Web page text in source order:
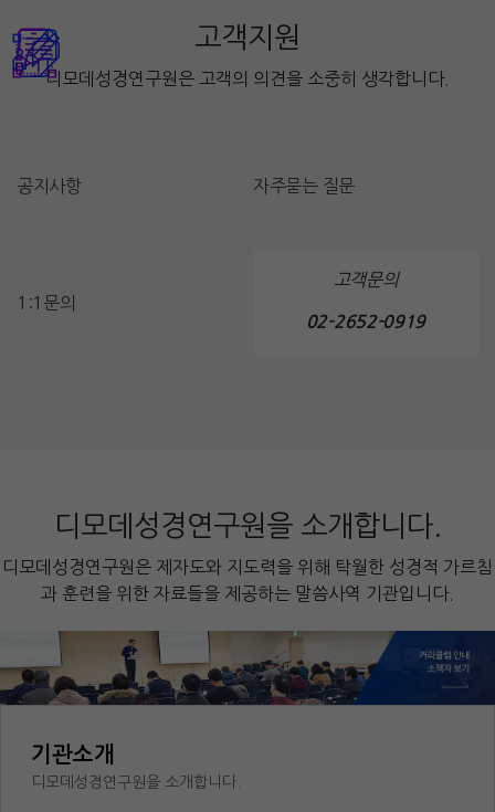
고객지원
디모데성경연구원은 고객의 의견을 소중히 생각합니다.
공지사항 자주묻는 질문
1:1문의
고객문의
02-2652-0919
디모데성경연구원을 소개합니다.
디모데성경연구원은 제자도와 지도력을 위해 탁월한 성경적 가르침
과 훈련을 위한 자료들을 제공하는 말씀사역 기관입니다.
기관소개
디모데성경연구원을 소개합니다.